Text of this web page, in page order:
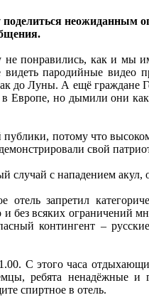
неожиданным
понравились, как и мы
пародийные видео
до Луны. А ещё граждане
Европе, но дымили они
потому что
свой
случай с нападением
запретил
без всяких ограничений
контингент –
С этого часа
ребята ненадёжные
спиртное в отель.